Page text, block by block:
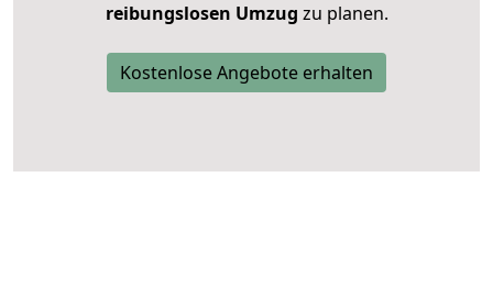
reibungslosen Umzug zu planen.
Kostenlose Angebote erhalten